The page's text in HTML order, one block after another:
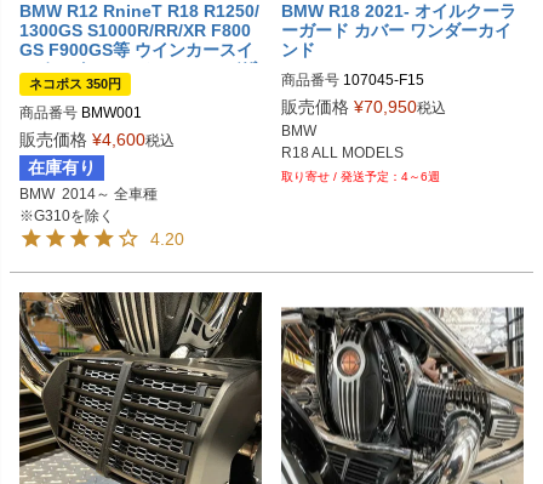
BMW R12 RnineT R18 R1250/
1300GS S1000R/RR/XR F800
GS F900GS等 ウインカースイ
ッチ エクステンション DKデザ
イン
ネコポス 350円
商品番号 BMW001
販売価格 ¥4,600税込
在庫有り
BMW  2014～ 全車種
※G310を除く
4.20
BMW R18 2021- オイルクーラ
ーガード カバー ワンダーカイ
ンド
商品番号 107045-F15
販売価格 ¥70,950税込
BMW
R18 ALL MODELS
4～6週